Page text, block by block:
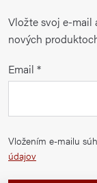
Vložte svoj e-mail
nových
Email
Vložením e-mailu
údajov